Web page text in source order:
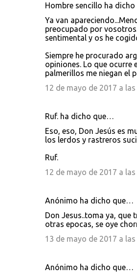
Hombre sencillo ha
Ya van
preocupado por
sentimental y os he
Siempre he procurado
opiniones. Lo que ocurre
palmerillos me niegan el
12 de mayo de 2017 a las
Ruf. ha dicho que…
Eso, eso, Don Jesús es
los lerdos y rastreros
Ruf.
12 de mayo de 2017 a las
Anónimo ha dicho que…
Don Jesus..toma ya, que
otras epocas, se oye
13 de mayo de 2017 a las
Anónimo ha dicho que…